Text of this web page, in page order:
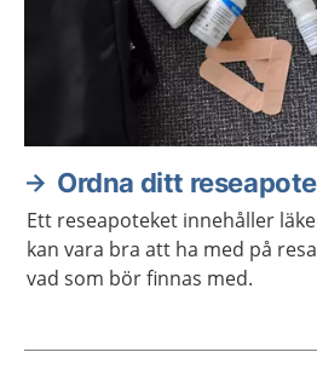
Ordna ditt
Ett reseapoteket innehåller
kan vara bra att ha med på
vad som bör finnas med.